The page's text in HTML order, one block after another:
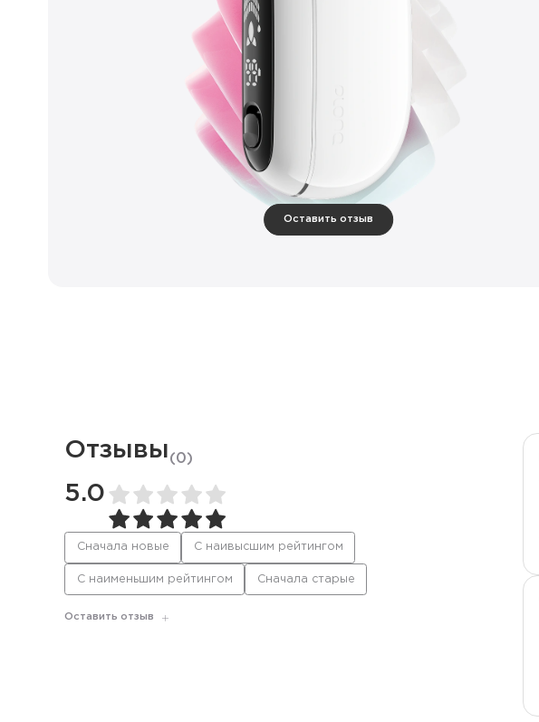
Оставить отзыв
Отзывы (0)
5.0
Сначала новые С наивысшим рейтингом
С наименьшим рейтингом Сначала старые
Оставить отзыв